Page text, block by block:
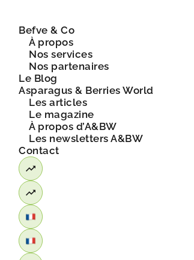
Befve & Co
À propos
Nos services
Nos partenaires
Le Blog
Asparagus & Berries World
Les articles
Le magazine
À propos d’A&BW
Les newsletters A&BW
Contact